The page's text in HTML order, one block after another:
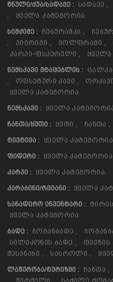
ᲬᲜᲣᲚᲘ/ᲫᲣᲐ/ᲡᲐᲓᲐᲕᲔ : Სადავე ,
,
Ყველა Კატეგორია.
ᲡᲘᲛᲫᲘᲛᲔ : Ჩებურაშკა ,
,
Ჯიგრიგი , Ვოლფრამი ,
Კარპი-Ფსკერული , Ყველა
ᲜᲔᲛᲡᲙᲐᲕᲘ ᲛᲢᲐᲪᲔᲑᲚᲘᲡ :
,
Ოფსეტური Კავი ,
Ყველა Კატეგორია.
ᲜᲔᲛᲡᲙᲐᲕᲘ : Ყველა
ᲩᲐᲜᲗᲐ/ᲧᲣᲗᲘ : Ყუთი , Ჩანთა ,
ᲢᲘᲕᲢᲘᲕᲐ : Ყველა
ᲤᲘᲓᲔᲠᲘ : Ყველა Კატეგორია.
ᲙᲐᲠᲞᲘ : Ყველა Კატეგორია.
ᲙᲐᲠᲐᲑᲘᲜᲘ/ᲠᲕᲘᲐᲜᲘ : Ყველა
ᲡᲐᲜᲐᲓᲘᲠᲝ ᲘᲜᲕᲔᲜᲢᲐᲠᲘ :
Ყველა Კატეგორია.
ᲑᲐᲓᲔ : Ჩოგანბადე ,
Სილიკონის Ბადე ,
Შესანახი , Სასროლი ,
ᲚᲐᲨᲥᲠᲝᲑᲐ/ᲢᲣᲠᲘᲖᲛᲘ : Ჩანთა ,